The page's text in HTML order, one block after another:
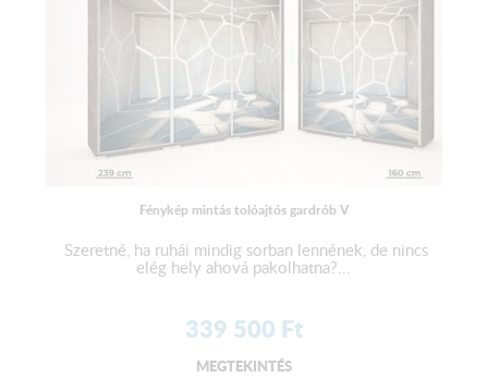
Fénykép mintás tolóajtós gardrób V
Szeretné, ha ruhái mindig sorban lennének, de nincs
elég hely ahová pakolhatna?...
339 500 Ft
MEGTEKINTÉS